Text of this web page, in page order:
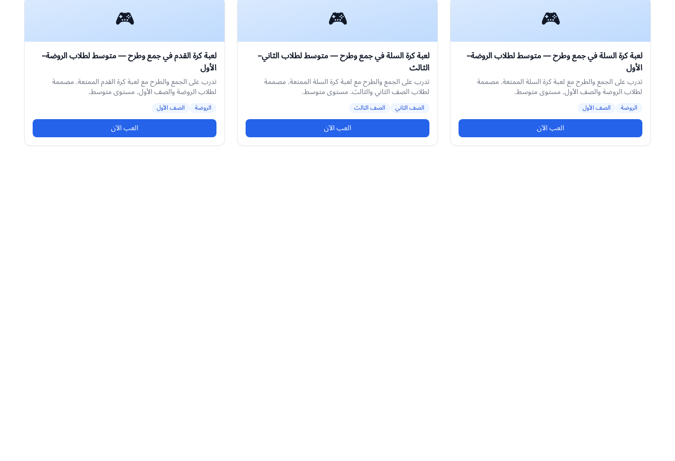
🎮
لعبة كرة السلة في جمع وطرح — متوسط لطلاب الروضة–
الأول
تدرب على الجمع والطرح مع لعبة كرة السلة الممتعة. مصممة
لطلاب الروضة والصف الأول. مستوى متوسط.
الروضة الصف الأول
العب الآن
🎮
لعبة كرة السلة في جمع وطرح — متوسط لطلاب الثاني–
الثالث
تدرب على الجمع والطرح مع لعبة كرة السلة الممتعة. مصممة
لطلاب الصف الثاني والثالث. مستوى متوسط.
الصف الثاني الصف الثالث
العب الآن
🎮
لعبة كرة القدم في جمع وطرح — متوسط لطلاب الروضة–
الأول
تدرب على الجمع والطرح مع لعبة كرة القدم الممتعة. مصممة
لطلاب الروضة والصف الأول. مستوى متوسط.
الروضة الصف الأول
العب الآن